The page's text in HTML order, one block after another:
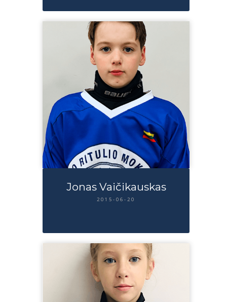
Jonas Vaičikauskas
2015-06-20